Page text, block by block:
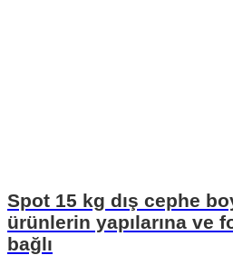
Spot 15 kg dış cephe
ürünlerin yapılarına ve
bağlı